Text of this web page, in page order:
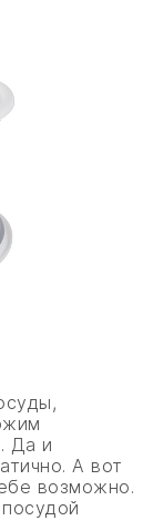
Да и
А вот
возможно.